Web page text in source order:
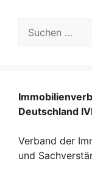
nach:
Deutschland
Verband der
und